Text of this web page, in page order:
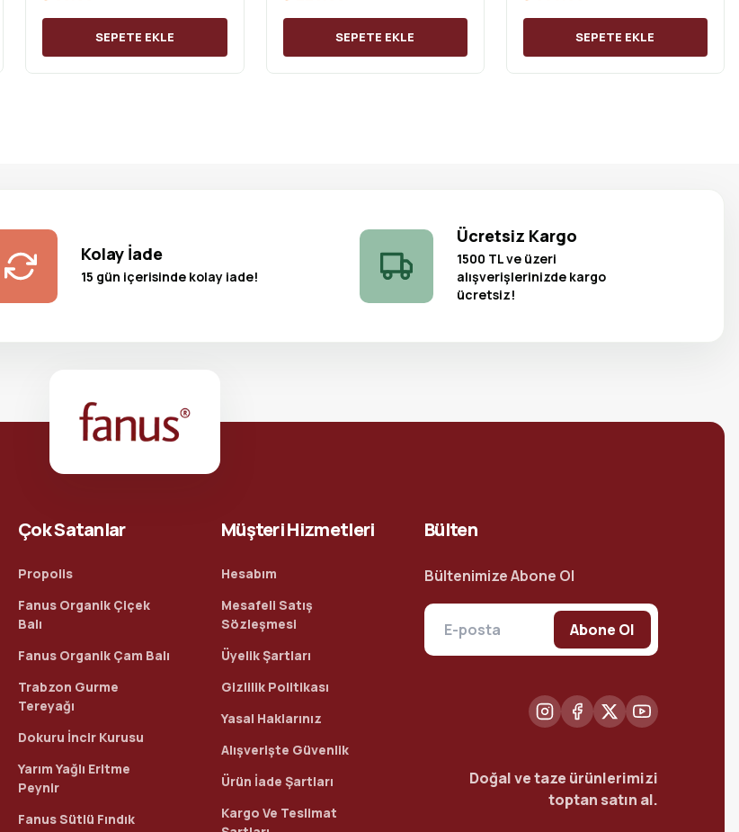
SEPETE EKLE SEPETE EKLE SEPETE EKLE
Kolay İade
15 gün içerisinde kolay iade!
Ücretsiz Kargo
1500 TL ve üzeri
alışverişlerinizde kargo
ücretsiz!
Çok Satanlar
Propolis
Fanus Organik Çiçek
Balı
Fanus Organik Çam Balı
Trabzon Gurme
Tereyağı
Dokuru İncir Kurusu
Yarım Yağlı Eritme
Peynir
Fanus Sütlü Fındık
Müşteri Hizmetleri
Hesabım
Mesafeli Satış
Sözleşmesi
Üyelik Şartları
Gizlilik Politikası
Yasal Haklarınız
Alışverişte Güvenlik
Ürün İade Şartları
Kargo Ve Teslimat
Bülten
Bültenimize Abone Ol
Abone Ol
Doğal ve taze ürünlerimizi
toptan satın al.